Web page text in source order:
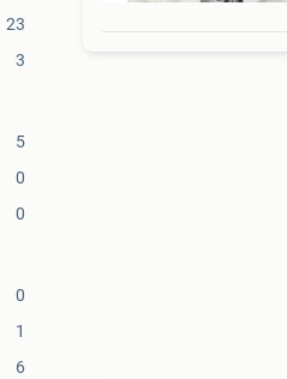
23
3
5
0
0
0
1
6